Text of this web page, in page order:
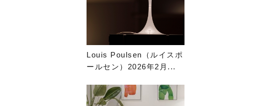
Louis Poulsen（ルイスポ
ールセン）2026年2月...